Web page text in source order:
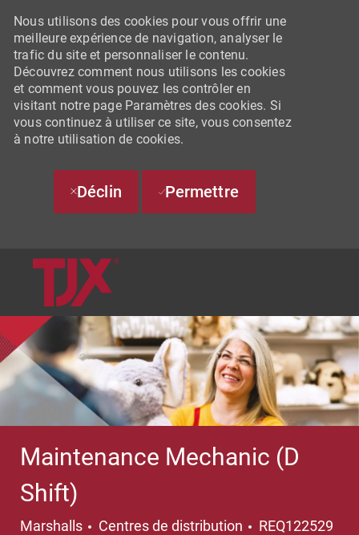
SKIP TO MAIN CONTENT
Nous utilisons des cookies pour vous offrir une
meilleure expérience de navigation, analyser le
trafic du site et personnaliser le contenu.
Découvrez comment nous utilisons les cookies
et comment vous pouvez les contrôler en
visitant notre page Paramètres des cookies. Si
vous continuez à utiliser ce site, vous consentez
à notre utilisation de cookies.
Déclin Permettre
Maintenance Mechanic (D
Shift)
Marshalls Catégorie
Centres de distribution
REQ122529